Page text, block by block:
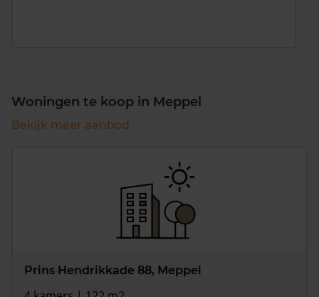
Woningen te koop in Meppel
Bekijk meer aanbod
Prins Hendrikkade 88, Meppel